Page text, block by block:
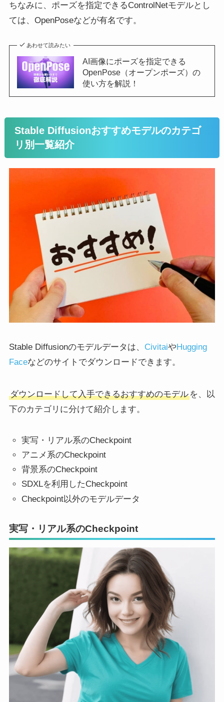
ちなみに、ポーズを指定できるControlNetモデルとし
ては、OpenPoseなどが有名です。
あわせて読みたい
AI画像にポーズを指定できる
OpenPose（オープンポーズ）の
使い方を解説！
Stable Diffusionおすすめモデルのカテゴ
リ別一覧紹介
Stable Diffusionのモデルデータは、 CivitaiやHugging
Faceなどのサイトでダウンロードできます。
ダウンロードして入手できるおすすめのモデルを、以
下のカテゴリに分けて紹介します。
実写・リアル系のCheckpoint
アニメ系のCheckpoint
背景系のCheckpoint
SDXLを利用したCheckpoint
Checkpoint以外のモデルデータ
実写・リアル系のCheckpoint